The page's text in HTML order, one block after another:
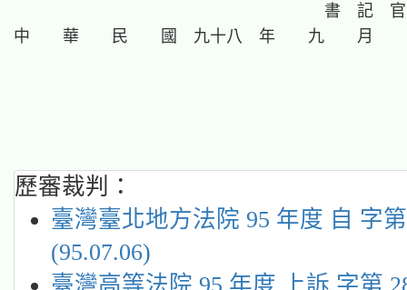
                                      書  記  官
中　　華　　民　　國　九十八　年　　九　　月　
歷審裁判：
臺灣臺北地方法院 95 年度 自 字
(95.07.06)